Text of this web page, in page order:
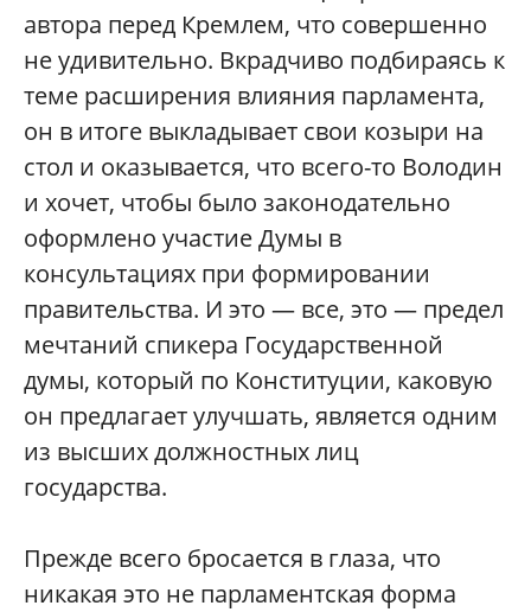
автора перед Кремлем, что совершенно
не удивительно. Вкрадчиво подбираясь к
теме расширения влияния парламента,
он в итоге выкладывает свои козыри на
стол и оказывается, что всего-то Володин
и хочет, чтобы было законодательно
оформлено участие Думы в
консультациях при формировании
правительства. И это — все, это — предел
мечтаний спикера Государственной
думы, который по Конституции, каковую
он предлагает улучшать, является одним
из высших должностных лиц
государства.
Прежде всего бросается в глаза, что
никакая это не парламентская форма